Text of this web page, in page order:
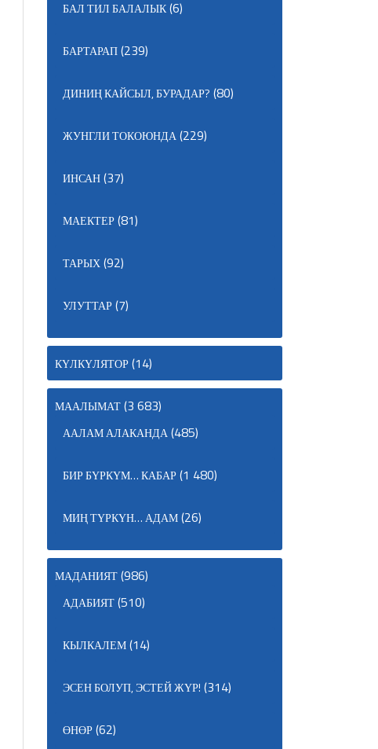
БАЛ ТИЛ БАЛАЛЫК(6)
БАРТАРАП(239)
ДИНИҢ КАЙСЫЛ, БУРАДАР? (80)
ЖУНГЛИ ТОКОЮНДА(229)
ИНСАН(37)
МАЕКТЕР(81)
ТАРЫХ(92)
УЛУТТАР(7)
КҮЛКҮЛЯТОР(14)
МААЛЫМАТ(3 683)
ААЛАМ АЛАКАНДА(485)
БИР БҮРКҮМ… КАБАР(1 480)
МИҢ ТҮРКҮН… АДАМ(26)
МАДАНИЯТ(986)
АДАБИЯТ(510)
КЫЛКАЛЕМ(14)
ЭСЕН БОЛУП, ЭСТЕЙ ЖҮР! (314)
ӨНӨР(62)